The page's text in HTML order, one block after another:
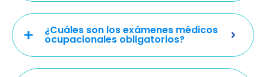
¿Cuáles son los exámenes médicos
ocupacionales obligatorios?